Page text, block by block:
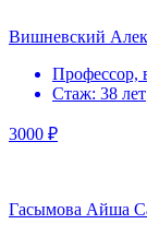
Вишневский
Профессор,
Стаж: 38 лет
3000 ₽
Гасымова Айша